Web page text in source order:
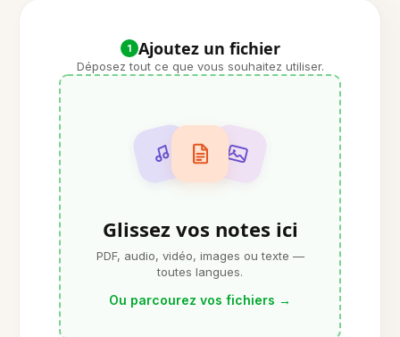
1 Ajoutez un fichier
Déposez tout ce que vous souhaitez utiliser.
Glissez vos notes ici
PDF, audio, vidéo, images ou texte —
toutes langues.
Ou parcourez vos fichiers →